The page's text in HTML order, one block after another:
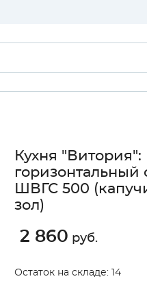
Кухня
горизонтальный
ШВГС 500
зол)
2 860 руб.
Остаток на складе: 14